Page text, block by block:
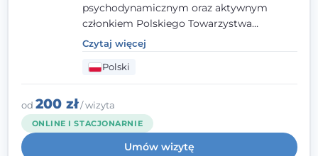
psychodynamicznym oraz aktywnym
członkiem Polskiego Towarzystwa
Psychoterapii Psychodynamicznej. W
mojej pracy zawodowej kładę duży nacisk
na uważne słuchanie Pacjenta. Interesuje
mnie szczególnie psychoterapia zaburzeń
osobowości, zaburzeń nerwicowych i
lękowych, a także zagadnienia związane z
małżeństwem i rodziną, w tym problemy w
relacjach rodzinnych. Nie specjalizuję się w
Czytaj więcej
Polski
od 200 zł/ wizyta
ONLINE I STACJONARNIE
Umów wizytę